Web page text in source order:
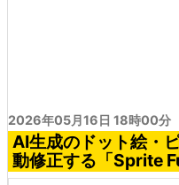
2026年05月16日 18時00分
AI生成のドット絵・
動修正する「Sprite